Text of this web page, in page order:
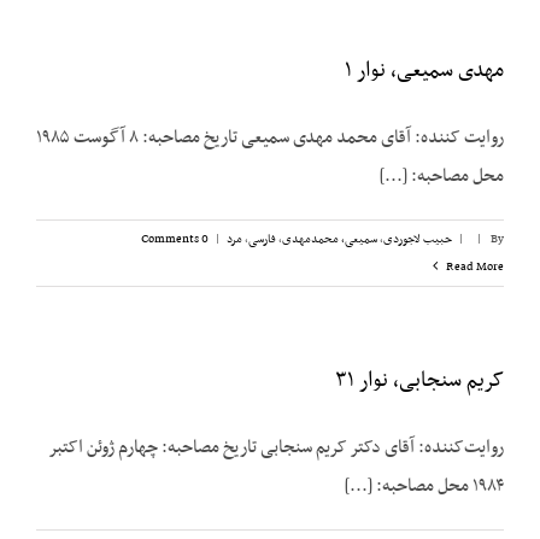
مهدی سمیعی، نوار ۱
روایت ‌کننده: آقای محمد مهدی سمیعی تاریخ مصاحبه: ۸ آگوست ۱۹۸۵
محل مصاحبه: [...]
By
|
| حبیب لاجوردی,سمیعی، محمدمهدی,فارسی,مرد |
0 Comments
Read More
کریم سنجابی، نوار ۳۱
روایت‌‌کننده: آقای دکتر کریم سنجابی تاریخ مصاحبه: چهارم ژوئن اکتبر
۱۹۸۴ محل مصاحبه: [...]